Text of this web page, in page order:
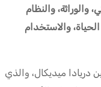
والوراثة، والنظام
والاستخدام
دريادا ميديكال، والذي